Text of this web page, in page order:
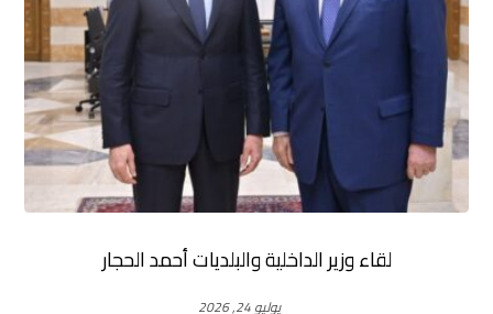
لقاء وزير الداخلية والبلديات أحمد الحجار
يوليو 24, 2026